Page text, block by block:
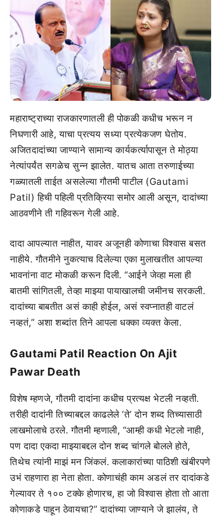
महाराष्ट्राच्या राजकारणातली ही पोकळी कधीच भरून न
निघणारी आहे, याचा प्रत्यय सध्या प्रत्येकजण घेतोय.
अजितदादांच्या जाण्याने सामान्य कार्यकर्त्यापासून ते मोठ्या
नेत्यांपर्यंत सगळेच सुन्न झालेत. यातच आता तरुणाईच्या
गळ्यातली ताईत असलेल्या गौतमी पाटील (Gautami
Patil) हिची पहिली प्रतिक्रिया समोर आली असून, दादांच्या
आठवणीने ती गहिवरून गेली आहे.
दादा आपल्यात नाहीत, यावर अजूनही कोणाचा विश्वास बसत
नाहीये. गौतमीने नुकत्याच दिलेल्या एका मुलाखतीत आपल्या
भावनांना वाट मोकळी करून दिली. “आईने जेव्हा मला ही
बातमी सांगितली, तेव्हा माझ्या पायाखालची जमीनच सरकली.
दादांच्या बाबतीत असं काही होईल, असं स्वप्नातही वाटलं
नव्हतं,” अशा शब्दांत तिने आपला धक्का व्यक्त केला.
Gautami Patil Reaction On Ajit
Pawar Death
विशेष म्हणजे, गौतमी दादांना कधीच प्रत्यक्ष भेटली नव्हती.
तरीही दादांनी तिच्याबद्दल काढलेले ‘ते’ दोन शब्द तिच्यासाठी
लाखमोलाचे ठरले. गौतमी म्हणाली, “आम्ही कधी भेटलो नाही,
पण दादा एकदा माझ्याबद्दल दोन शब्द चांगले बोलले होते,
तिथेच त्यांनी माझं मन जिंकलं. कलाकारांच्या पाठिशी खंबीरपणे
उभं राहणारा हा नेता होता. कोणाचंही काम अडलं तर दादांकडे
गेल्यावर ते १०० टक्के होणारच, हा जो विश्वास होता तो आता
कोणाकडे पाहून ठेवायचा?” दादांच्या जाण्याने जे झालंय, ते